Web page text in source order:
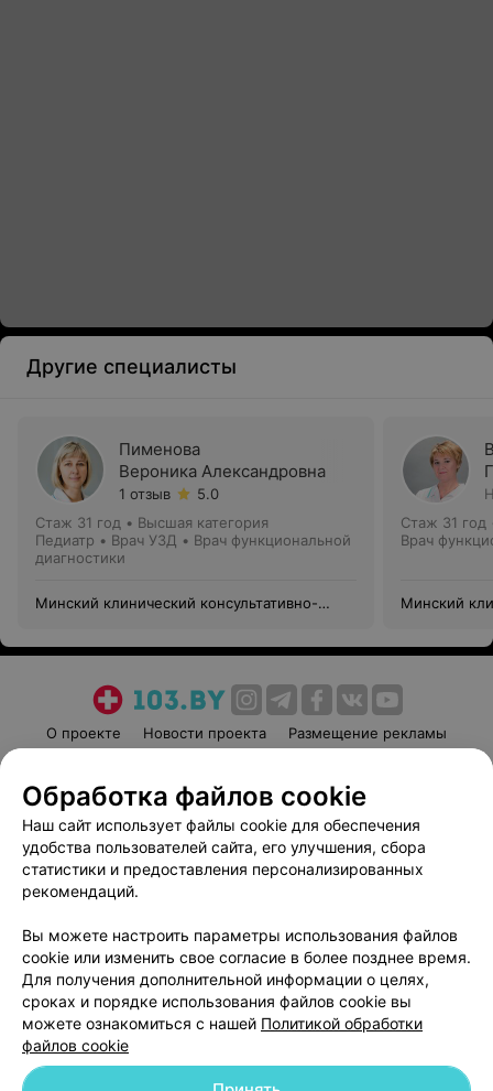
Другие специалисты
Пименова
Вероника Александровна
1 отзыв
5.0
Стаж 31 год • Высшая категория
Педиатр • Врач УЗД • Врач функциональной
диагностики
Минский клинический консультативно-
Стаж 31 год
Врач
Минский
О проекте Новости проекта
Размещение рекламы
Пользовательское соглашение
Способы оплаты
Вакансии
Партнеры
Написать руководителю 103.by
Обработка персональных данных
Обработка файлов cookie
Наш сайт использует файлы cookie для обеспечения
удобства пользователей сайта, его улучшения, сбора
статистики и предоставления персонализированных
рекомендаций.
Вы можете настроить параметры использования файлов
cookie или изменить свое согласие в более позднее время.
Для получения дополнительной информации о целях,
сроках и порядке использования файлов cookie вы
можете ознакомиться с нашей Политикой обработки
файлов cookie